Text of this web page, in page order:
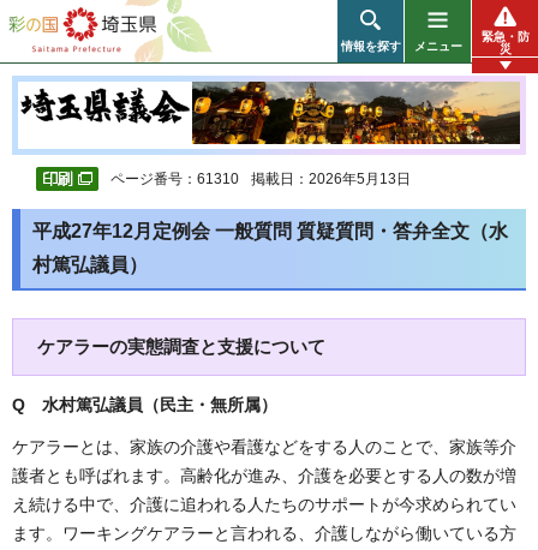
彩の国 埼玉県
情報を探す メニュー
緊急・防
災
ページ番号：61310 掲載日：2026年5月13日
平成27年12月定例会 一般質問 質疑質問・答弁全文（水
村篤弘議員）
ケアラーの実態調査と支援について
Q 水村篤弘議員（民主・無所属）
ケアラーとは、家族の介護や看護などをする人のことで、家族等介
護者とも呼ばれます。高齢化が進み、介護を必要とする人の数が増
え続ける中で、介護に追われる人たちのサポートが今求められてい
ます。ワーキングケアラーと言われる、介護しながら働いている方